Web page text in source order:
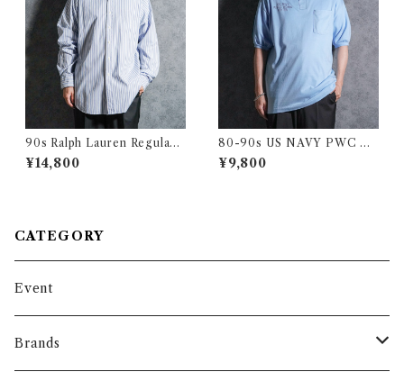
90s Ralph Lauren Regular
Collar Stripe Shirts CURH
AM ラルフローレン レギュラ
¥14,800
80-90s US NAVY PWC PU
BLIC WORKS CENTER an
vil Polo Shirts アメリカ 海軍
¥9,800
CATEGORY
Event
Brands